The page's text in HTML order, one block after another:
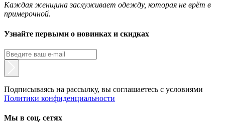
Каждая женщина заслуживает одежду, которая не врёт в
примерочной.
Узнайте первыми о новинках и скидках
Подписываясь на рассылку, вы соглашаетесь с условиями
Политики конфиденциальности
Мы в соц. сетях